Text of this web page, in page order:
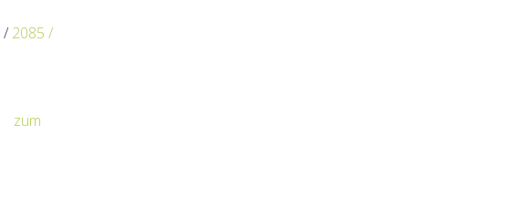
/ 2085 /
zum